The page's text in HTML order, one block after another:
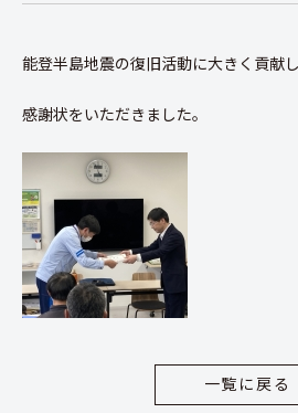
能登半島地震の復旧活動に大きく貢献
感謝状をいただきました。
一覧に戻る